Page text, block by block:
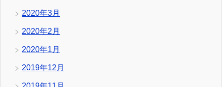
2020年3月
2020年2月
2020年1月
2019年12月